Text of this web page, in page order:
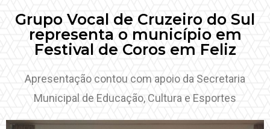
Grupo Vocal de Cruzeiro do Sul
representa o município em
Festival de Coros em Feliz
Apresentação contou com apoio da Secretaria
Municipal de Educação, Cultura e Esportes